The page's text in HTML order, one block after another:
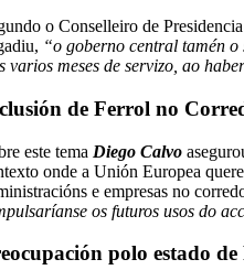
o Conselleiro de Presidencia
“o goberno central tamén o
varios meses de servizo, ao
de Ferrol no
este tema Diego Calvo
onde a Unión Europea
e empresas no
os futuros usos do
polo estado